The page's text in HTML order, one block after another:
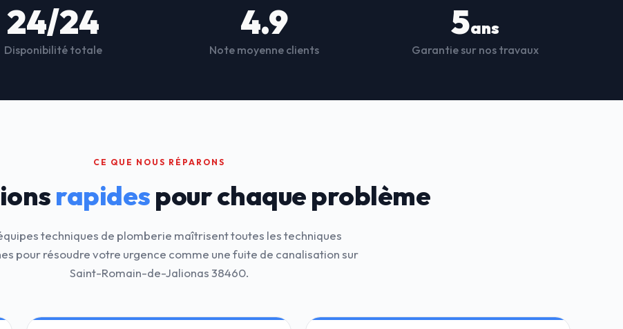
24/24
Disponibilité totale
4.9
Note moyenne clients
5ans
Garantie sur nos travaux
CE QUE NOUS RÉPARONS
rapidespour chaque problème
techniques de plomberie maîtrisent toutes les techniques
pour résoudre votre urgence comme une fuite de canalisation sur
Saint-Romain-de-Jalionas 38460.